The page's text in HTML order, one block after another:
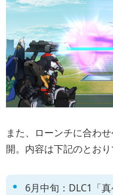
また、ローンチに合わ
開。内容は下記のとおり
6月中旬：DLC1「真